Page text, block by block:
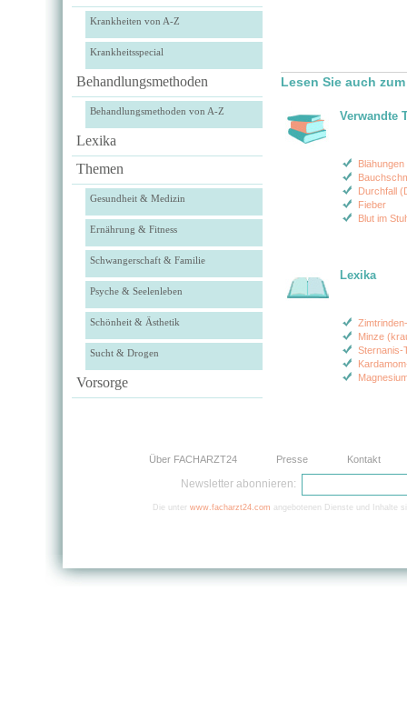
Krankheiten von A-Z
Krankheitsspecial
Behandlungsmethoden
Behandlungsmethoden von A-Z
Lexika
Themen
Gesundheit & Medizin
Ernährung & Fitness
Schwangerschaft & Familie
Psyche & Seelenleben
Schönheit & Ästhetik
Sucht & Drogen
Vorsorge
Lesen Sie auch
Verwandte
Durchfall
Fieber
Blut im
Lexika
Minze
Sternanis-
Über FACHARZT24 Presse Kontakt
Newsletter abonnieren:
Die unter www.facharzt24.com angebotenen Dienste und Inhalte